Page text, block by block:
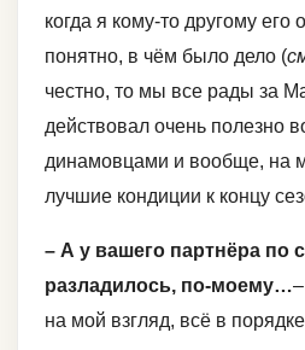
когда я кому-то другому его
понятно, в чём было дело (
честно, то мы все рады за
действовал очень полезно
динамовцами и вообще, на
лучшие кондиции к концу
– А у вашего партнёра по
разладилось, по-моему…
на мой взгляд, всё в